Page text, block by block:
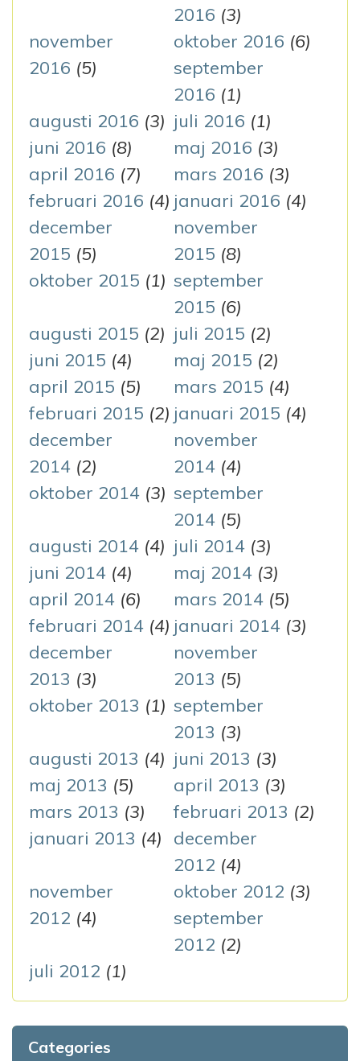
2016 (3)
november
2016 (5)
oktober 2016 (6)
september
2016 (1)
augusti 2016 (3) juli 2016 (1)
juni 2016 (8) maj 2016 (3)
april 2016 (7) mars 2016 (3)
februari 2016 (4) januari 2016 (4)
december
2015 (5)
november
2015 (8)
oktober 2015 (1) september
2015 (6)
augusti 2015 (2) juli 2015 (2)
juni 2015 (4) maj 2015 (2)
april 2015 (5) mars 2015 (4)
februari 2015 (2) januari 2015 (4)
december
2014 (2)
november
2014 (4)
oktober 2014 (3) september
2014 (5)
augusti 2014 (4) juli 2014 (3)
juni 2014 (4) maj 2014 (3)
april 2014 (6) mars 2014 (5)
februari 2014 (4) januari 2014 (3)
december
2013 (3)
november
2013 (5)
oktober 2013 (1) september
2013 (3)
augusti 2013 (4) juni 2013 (3)
maj 2013 (5) april 2013 (3)
mars 2013 (3) februari 2013 (2)
januari 2013 (4)
december
2012 (4)
november
2012 (4)
oktober 2012 (3)
september
2012 (2)
juli 2012 (1)
Categories